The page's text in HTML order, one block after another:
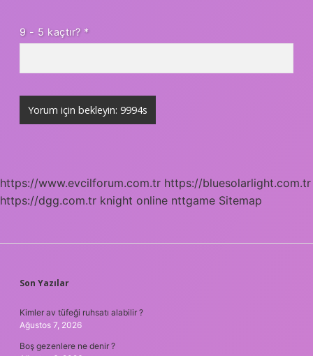
9 - 5 kaçtır? *
https://www.evcilforum.com.tr https://bluesolarlight.com.tr
https://dgg.com.tr knight online nttgame Sitemap
SIDEBAR
Son Yazılar
Kimler av tüfeği ruhsatı alabilir ?
Ağustos 7, 2026
Boş gezenlere ne denir ?